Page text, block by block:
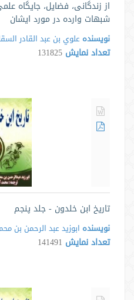
از زندگانی، فضایل، جایگاه
شبھات وارده در مورد ایشان
نویسنده علوي بن عبد القادر
تعداد نمایش 131825
تاریخ ابن خلدون - جلد پنجم
نویسنده ابوزید عبد الرحمن بن
تعداد نمایش 141491